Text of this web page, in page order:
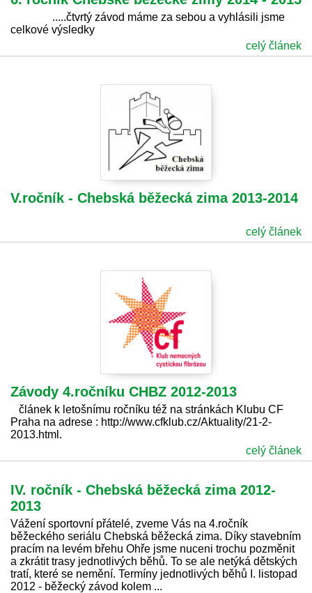
.....čtvrtý závod máme za sebou a vyhlásili jsme
celkové výsledky
celý článek
V.ročník - Chebská běžecká zima 2013-2014
celý článek
Závody 4.ročníku CHBZ 2012-2013
článek k letošnímu ročníku též na stránkách Klubu CF
Praha na adrese : http://www.cfklub.cz/Aktuality/21-2-
2013.html.
celý článek
IV. ročník - Chebská běžecká zima 2012-
2013
Vážení sportovní přátelé, zveme Vás na 4.ročník
běžeckého seriálu Chebská běžecká zima. Díky stavebním
pracím na levém břehu Ohře jsme nuceni trochu pozměnit
a zkrátit trasy jednotlivých běhů. To se ale netýká dětských
tratí, které se nemění. Termíny jednotlivých běhů I. listopad
2012 - běžecký závod kolem ...